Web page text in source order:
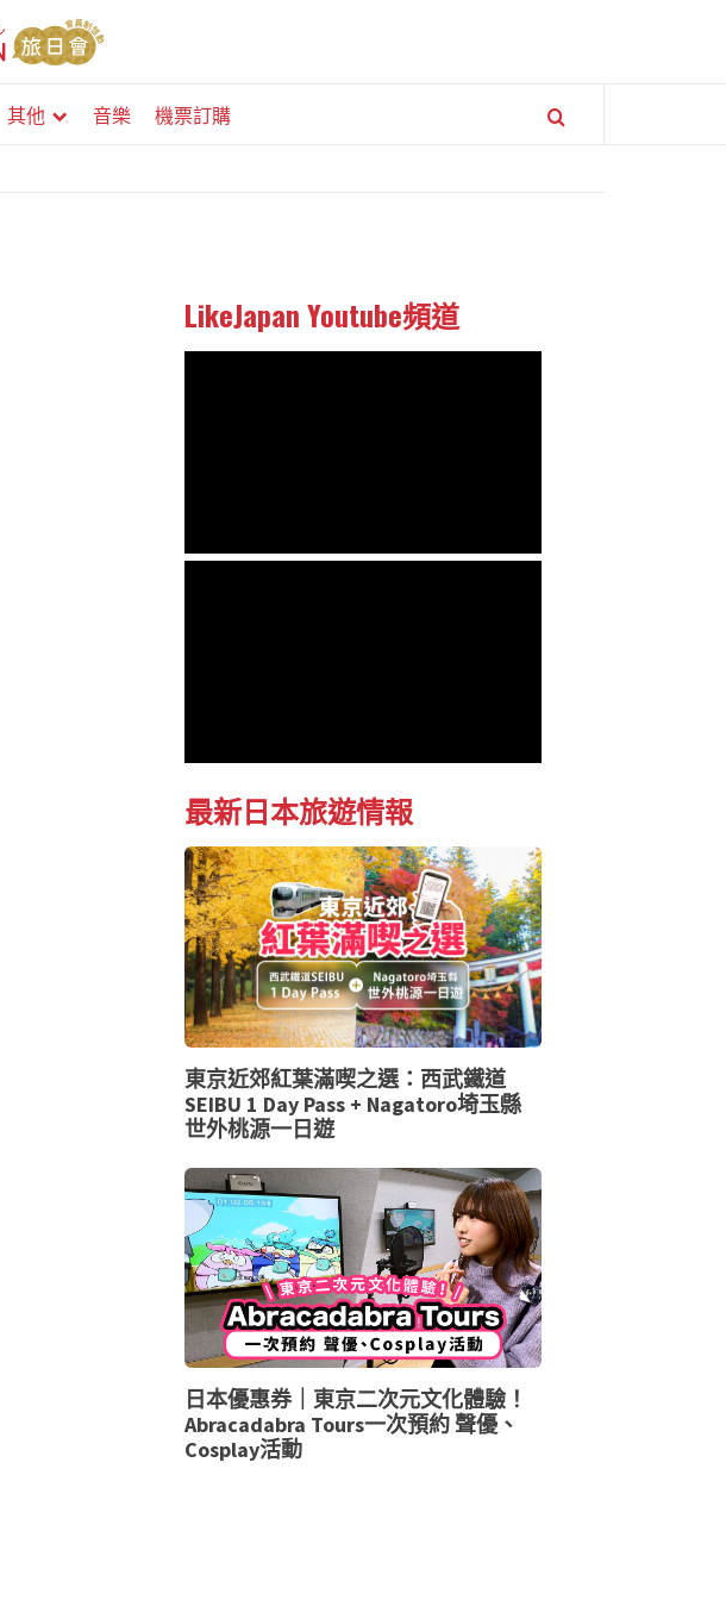
其他 音樂 機票訂購
LikeJapan Youtube頻道
最新日本旅遊情報
東京近郊紅葉滿喫之選：西武鐵道
SEIBU 1 Day Pass + Nagatoro埼玉縣
世外桃源一日遊
日本優惠券｜東京二次元文化體驗！
Abracadabra Tours一次預約 聲優、
Cosplay活動